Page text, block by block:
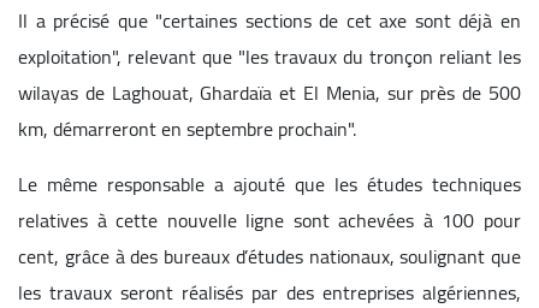
Il a précisé que "certaines sections de cet axe sont déjà en
exploitation", relevant que "les travaux du tronçon reliant les
wilayas de Laghouat, Ghardaïa et El Menia, sur près de 500
km, démarreront en septembre prochain".
Le même responsable a ajouté que les études techniques
relatives à cette nouvelle ligne sont achevées à 100 pour
cent, grâce à des bureaux d’études nationaux, soulignant que
les travaux seront réalisés par des entreprises algériennes,